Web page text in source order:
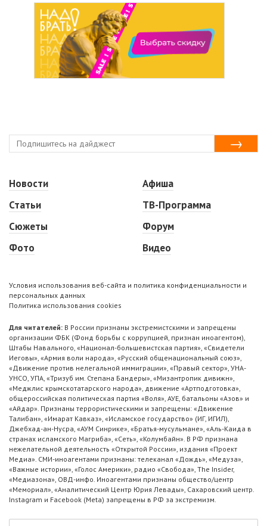
Новости
Статьи
Сюжеты
Фото
Афиша
ТВ-Программа
Форум
Видео
Условия использования веб-сайта и политика конфиденциальности и
персональных данных
Политика использования cookies
Для читателей: В России признаны экстремистскими и запрещены
организации ФБК (Фонд борьбы с коррупцией, признан иноагентом),
Штабы Навального, «Национал-большевистская партия», «Свидетели
Иеговы», «Армия воли народа», «Русский общенациональный союз»,
«Движение против нелегальной иммиграции», «Правый сектор», УНА-
УНСО, УПА, «Тризуб им. Степана Бандеры», «Мизантропик дивижн»,
«Меджлис крымскотатарского народа», движение «Артподготовка»,
общероссийская политическая партия «Воля», АУЕ, батальоны «Азов» и
«Айдар». Признаны террористическими и запрещены: «Движение
Талибан», «Имарат Кавказ», «Исламское государство» (ИГ, ИГИЛ),
Джебхад-ан-Нусра, «АУМ Синрике», «Братья-мусульмане», «Аль-Каида в
странах исламского Магриба», «Сеть», «Колумбайн». В РФ признана
нежелательной деятельность «Открытой России», издания «Проект
Медиа». СМИ-иноагентами признаны: телеканал «Дождь», «Медуза»,
«Важные истории», «Голос Америки», радио «Свобода», The Insider,
«Медиазона», ОВД-инфо. Иноагентами признаны общество/центр
«Мемориал», «Аналитический Центр Юрия Левады», Сахаровский центр.
Instagram и Facebook (Metа) запрещены в РФ за экстремизм.